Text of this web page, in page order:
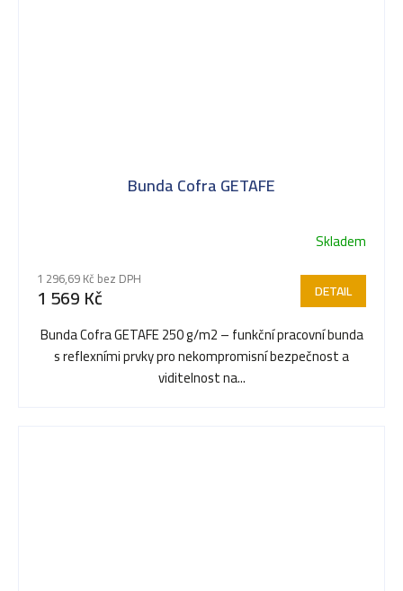
Bunda Cofra GETAFE
Skladem
1 296,69 Kč bez DPH
1 569 Kč DETAIL
Bunda Cofra GETAFE 250 g/m2 – funkční pracovní bunda
s reflexními prvky pro nekompromisní bezpečnost a
viditelnost na...